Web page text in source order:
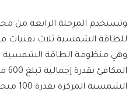
وتستخدم المرحلة الرابعة من
للطاقة الشمسية ثلاث تقنيات
وهي منظومة الطاقة الشمسية